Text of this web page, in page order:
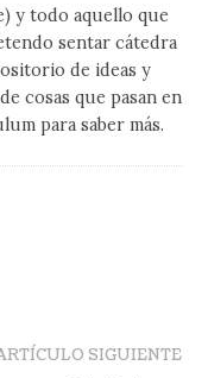
y todo aquello que
sentar cátedra
de ideas y
cosas que pasan en
para saber más.
SIGUIENTE